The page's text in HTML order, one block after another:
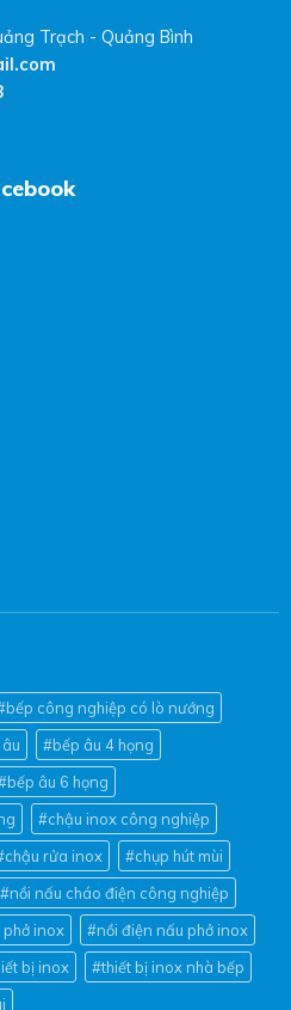
Trạch - Quảng Bình
công nghiệp có lò nướng
#bếp âu 4 họng
âu 6 họng
#chậu inox công nghiệp
rửa inox
#chụp hút mùi
#nồi nấu cháo điện công nghiệp
phở inox
#nồi điện nấu phở inox
bị inox
#thiết bị inox nhà bếp